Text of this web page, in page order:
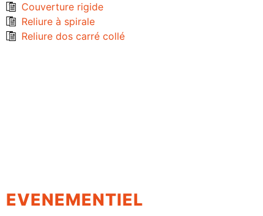
Couverture rigide
Reliure à spirale
Reliure dos carré collé
EVENEMENTIEL